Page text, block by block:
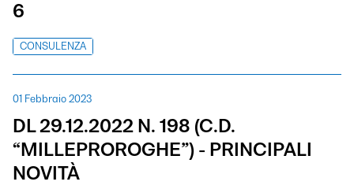
6
CONSULENZA
01 Febbraio 2023
DL 29.12.2022 N. 198 (C.D.
“MILLEPROROGHE”) - PRINCIPALI
NOVITÀ